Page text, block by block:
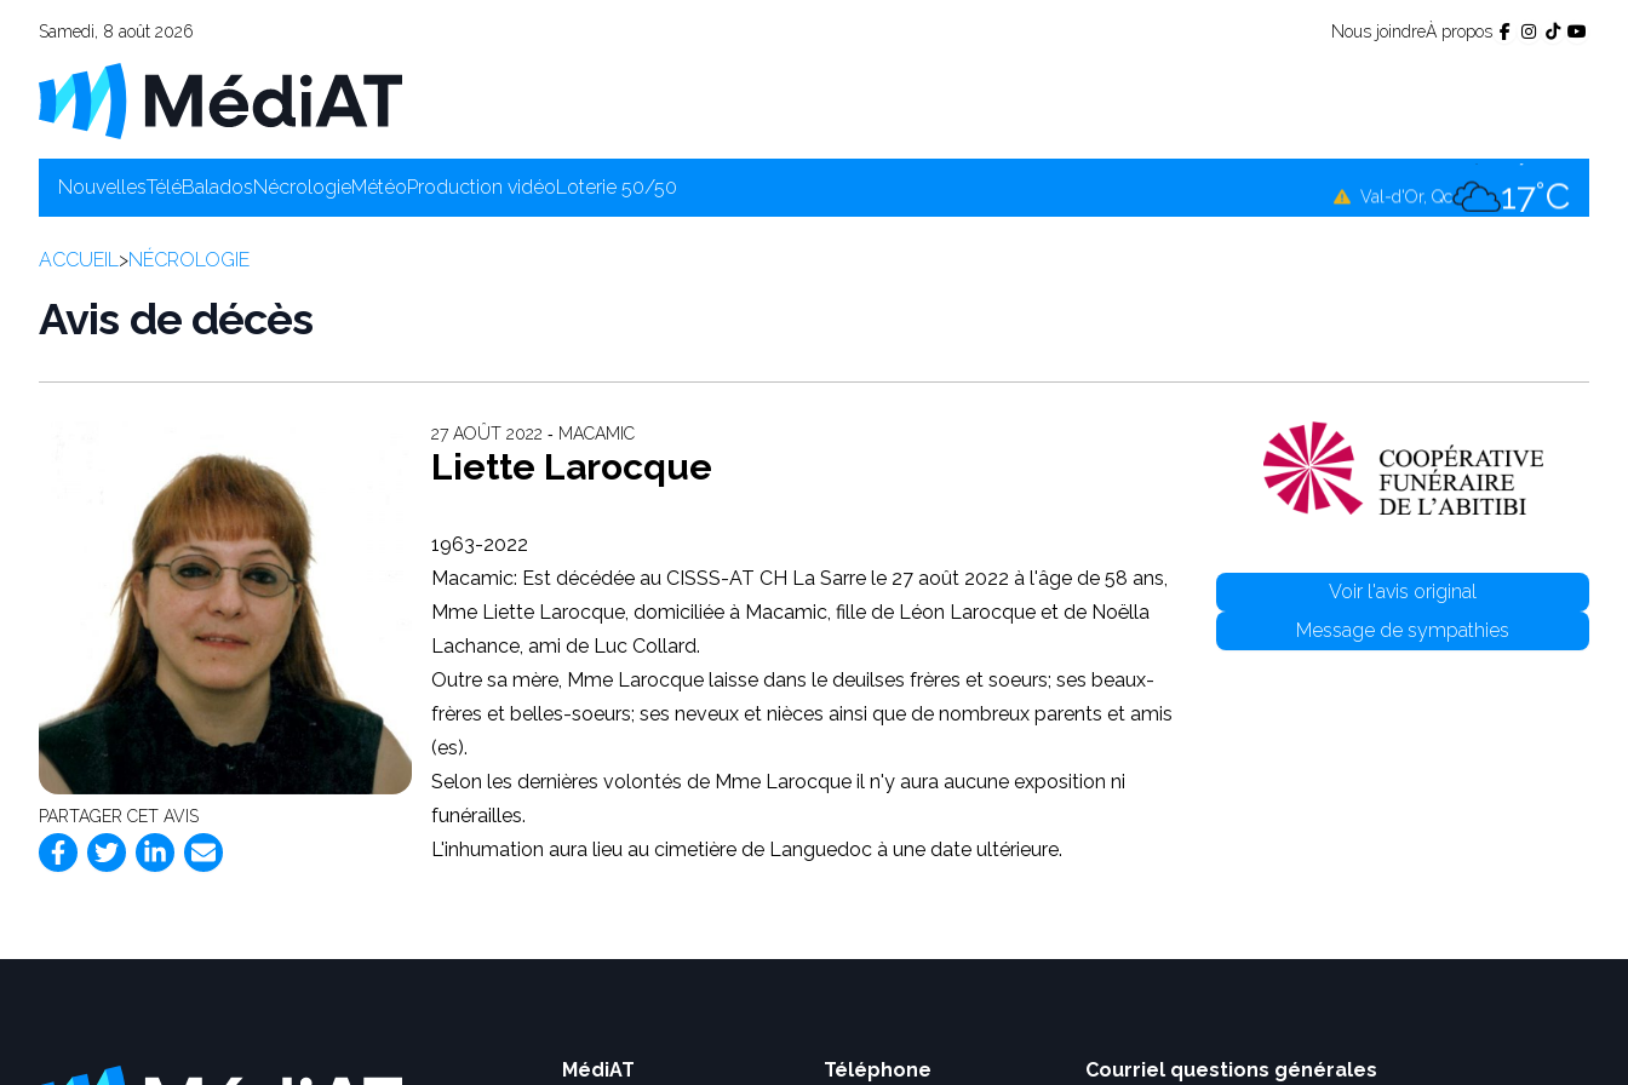
Samedi, 8 août 2026 Nous joindreÀ propos
NouvellesTéléBaladosNécrologieMétéoProduction vidéoLoterie 50/50 Val-d'Or, Qc 17°C
ACCUEIL>NÉCROLOGIE
Avis de décès
PARTAGER CET AVIS
27 AOÛT 2022 ‐ MACAMIC
Liette Larocque
1963-2022
Macamic: Est décédée au CISSS-AT CH La Sarre le 27 août 2022 à l'âge de 58 ans,
Mme Liette Larocque, domiciliée à Macamic, fille de Léon Larocque et de Noëlla
Lachance, ami de Luc Collard.
Outre sa mère, Mme Larocque laisse dans le deuilses frères et soeurs; ses beaux-
frères et belles-soeurs; ses neveux et nièces ainsi que de nombreux parents et amis
(es).
Selon les dernières volontés de Mme Larocque il n'y aura aucune exposition ni
funérailles.
L'inhumation aura lieu au cimetière de Languedoc à une date ultérieure.
Voir l'avis original
Message de sympathies
MédiAT Téléphone Courriel questions générales